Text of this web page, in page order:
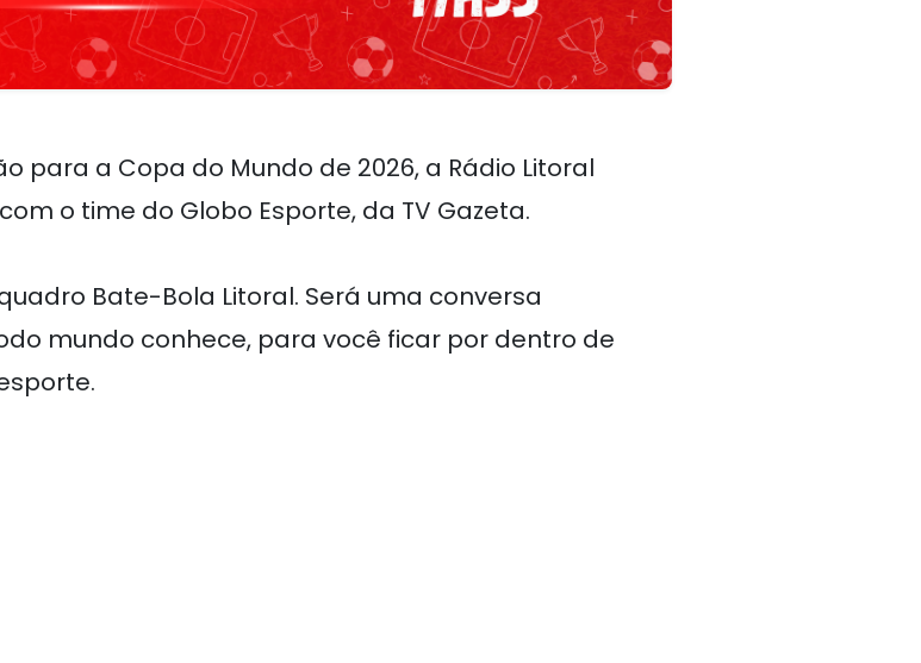
para a Copa do Mundo de 2026, a Rádio Litoral
o time do Globo Esporte, da TV Gazeta.
Bate-Bola Litoral. Será uma conversa
mundo conhece, para você ficar por dentro de